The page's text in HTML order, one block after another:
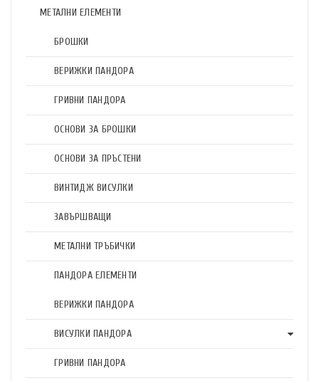
МЕТАЛНИ ЕЛЕМЕНТИ
БРОШКИ
ВЕРИЖКИ ПАНДОРА
ГРИВНИ ПАНДОРА
ОСНОВИ ЗА БРОШКИ
ОСНОВИ ЗА ПРЪСТЕНИ
ВИНТИДЖ ВИСУЛКИ
ЗАВЪРШВАЩИ
МЕТАЛНИ ТРЪБИЧКИ
ПАНДОРА ЕЛЕМЕНТИ
ВЕРИЖКИ ПАНДОРА
ВИСУЛКИ ПАНДОРА
ГРИВНИ ПАНДОРА